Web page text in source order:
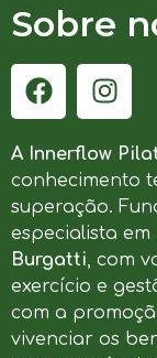
Sobre
A Innerflow
conhecimento
superação.
especialista
Burgatti, com
exercício e
com a
vivenciar os